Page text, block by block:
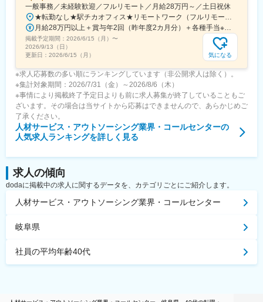
一般事務／未経験歓迎／フルリモート／月給28万円～／土日祝休
★転勤なし★駅チカオフィス★リモートワーク（フルリモート相談可）※研修期間中・試用期間中はオフィス出社となります【本社】東京都渋谷区神宮前6-18-5鷹羽ビル7階◆最寄り駅：JR渋谷駅／徒歩約5分◆最寄り駅：東京メトロ千代田線・明治神宮前／徒歩約9分◆最寄り駅：JR原宿駅／徒歩約13分
月給28万円以上＋賞与年2回（昨年度2カ月分）＋各種手当※経験・能力等を考慮のうえ、決定いたします。
掲載予定期間： 2026/6/15（月） 〜
2026/9/13（日）
更新日： 2026/6/15（月） 気になる
※求人応募数の多い順にランキングしています（非公開求人は除く）。
※集計対象期間：2026/7/31（金）～2026/8/6（木）
※事情により掲載終了予定日よりも前に求人募集が終了していることもご
ざいます。その場合は当サイトから応募はできませんので、あらかじめご
了承ください。
人材サービス・アウトソーシング業界・コールセンターの
人気求人ランキングを詳しく見る
求人の傾向
dodaに掲載中の求人に関するデータを、カテゴリごとにご紹介します。
人材サービス・アウトソーシング業界・コールセンター
岐阜県
社員の平均年齢40代